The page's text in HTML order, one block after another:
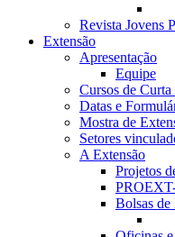
Revista Jovens
Extensão
Apresentação
Equipe
Cursos de
Datas e
Mostra de
Setores
A Extensão
Projetos
Bolsas de